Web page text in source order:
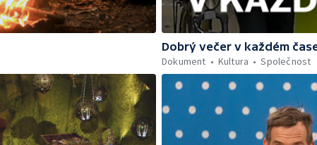
Dobrý večer v každém
Dokument
Kultura Společnost